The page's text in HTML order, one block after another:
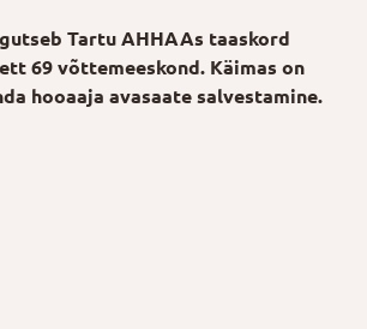
Tartu AHHAAs taaskord
69 võttemeeskond. Käimas on
hooaaja avasaate salvestamine.